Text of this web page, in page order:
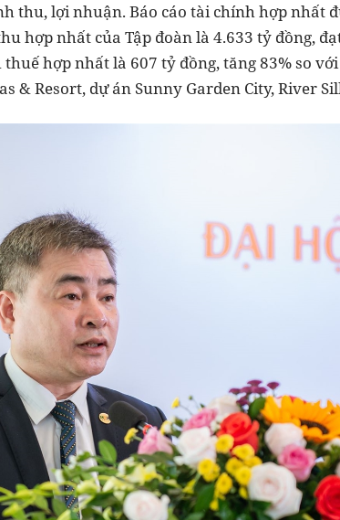
thu, lợi nhuận. Báo cáo tài chính hợp nhất
hợp nhất của Tập đoàn là 4.633 tỷ đồng,
hợp nhất là 607 tỷ đồng, tăng 83% so
& Resort, dự án Sunny Garden City, River